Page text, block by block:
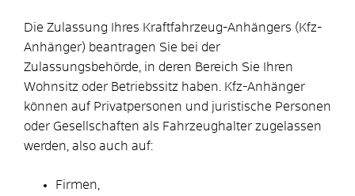
Die Zulassung Ihres Kraftfahrzeug-Anhängers (Kfz-
Anhänger) beantragen Sie bei der
Zulassungsbehörde, in deren Bereich Sie Ihren
Wohnsitz oder Betriebssitz haben. Kfz-Anhänger
können auf Privatpersonen und juristische Personen
oder Gesellschaften als Fahrzeughalter zugelassen
werden, also auch auf:
Firmen,